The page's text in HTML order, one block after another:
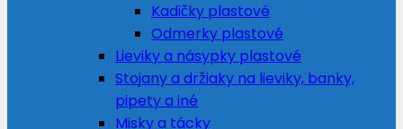
Kadičky plastové
Odmerky plastové
Lieviky a násypky plastové
Stojany a držiaky na lieviky, banky,
pipety a iné
Misky a tácky